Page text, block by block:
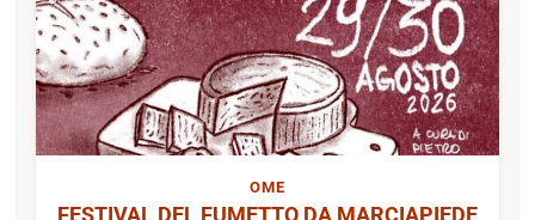
OME
FESTIVAL DEL FUMETTO DA MARCIAPIEDE